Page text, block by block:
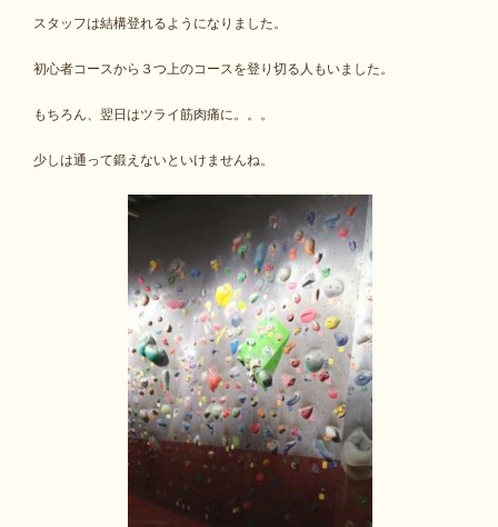
スタッフは結構登れるようになりました。
初心者コースから３つ上のコースを登り切る人もいました。
もちろん、翌日はツライ筋肉痛に。。。
少しは通って鍛えないといけませんね。